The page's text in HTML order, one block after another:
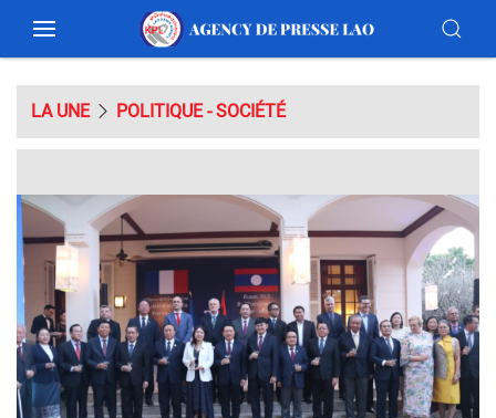
LA UNE POLITIQUE - SOCIÉTÉ